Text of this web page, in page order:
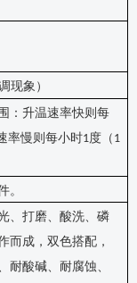
现象）
：升温速率快则每
率慢则每小时1度（ 1
。
、打磨、酸洗、磷
而成，双色搭配，
耐酸碱、耐腐蚀、